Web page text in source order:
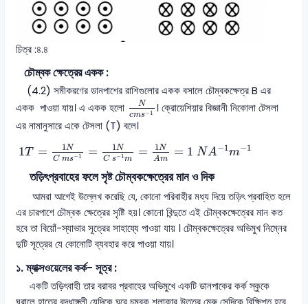
চিত্র :৪.৪
চৌম্বক ক্ষেত্রের একক :
(4.2) সমীকরণের ডানপাশের রাশিগুলোর একক বসালে চৌম্বকক্ষেত্র B এর
একক পাওয়া যায়। এ একক হলো
N
cms−1
N cms - 1
। ক্রোয়েশিয়ার বিজ্ঞানী নিকোলা টেসলা
এর নামানুসারে একে টেসলা (T) বলে।
1T = 1N
C ms−1 = 1N
C s−1m
= 1N
Am = 1 NA−1m−1
1T= m NC m=1 m =1 N A m
তড়িৎপ্রবাহের ফলে সৃষ্ট চৌম্বকক্ষেত্রের মান ও দিক
আমরা আগেই উল্লেখ করেছি যে, কোনো পরিবাহীর মধ্য দিয়ে তড়িৎ প্রবাহিত হলে
এর চারপাশে চৌম্বক ক্ষেত্রের সৃষ্টি হয়। কোনো বিন্দুতে এই চৌম্বকক্ষেত্রের মান কত
হবে তা বিয়োঁ-স্যাভার সূত্রের সাহায্যে পাওয়া যায় । চৌম্বকক্ষেত্রের অভিমুখ নিম্নের
দুটি সূত্রের যে কোনোটি ব্যবহার করে পাওয়া যায়।
১. ম্যাক্সওয়েলের কর্ক- সূত্র :
একটি তড়িৎবাহী তার বরাবর প্রবাহের অভিমুখে একটি ডানপাকের কর্ক স্কুকে